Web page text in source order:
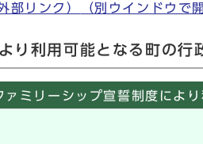
部リンク） （別ウインドウで
り利用可能となる町の行
ァミリーシップ宣誓制度によ